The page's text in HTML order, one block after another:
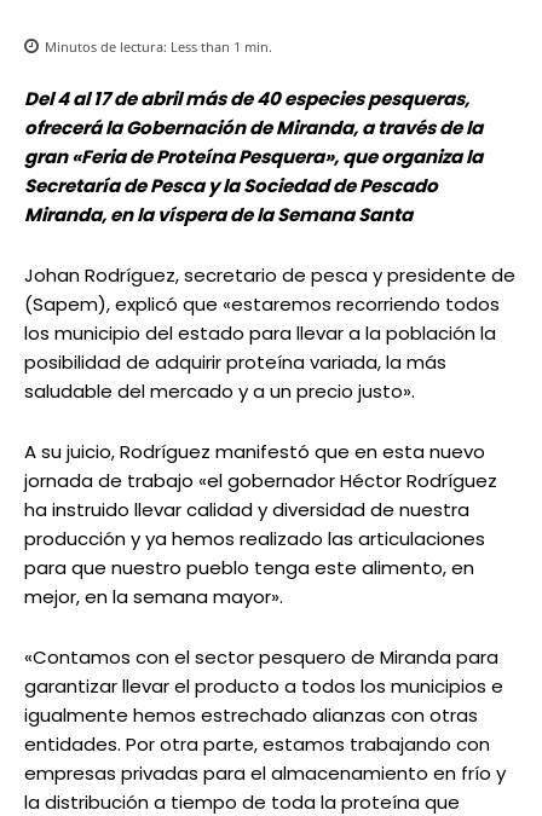
Minutos de lectura: Less than 1 min.
Del 4 al 17 de abril más de 40 especies pesqueras,
ofrecerá la Gobernación de Miranda, a través de la
gran «Feria de Proteína Pesquera», que organiza la
Secretaría de Pesca y la Sociedad de Pescado
Miranda, en la víspera de la Semana Santa
Johan Rodríguez, secretario de pesca y presidente de
(Sapem), explicó que «estaremos recorriendo todos
los municipio del estado para llevar a la población la
posibilidad de adquirir proteína variada, la más
saludable del mercado y a un precio justo».
A su juicio, Rodríguez manifestó que en esta nuevo
jornada de trabajo «el gobernador Héctor Rodríguez
ha instruido llevar calidad y diversidad de nuestra
producción y ya hemos realizado las articulaciones
para que nuestro pueblo tenga este alimento, en
mejor, en la semana mayor».
«Contamos con el sector pesquero de Miranda para
garantizar llevar el producto a todos los municipios e
igualmente hemos estrechado alianzas con otras
entidades. Por otra parte, estamos trabajando con
empresas privadas para el almacenamiento en frío y
la distribución a tiempo de toda la proteína que